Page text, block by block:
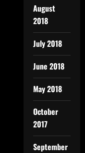
August
2018
July 2018
June 2018
May 2018
October
2017
September